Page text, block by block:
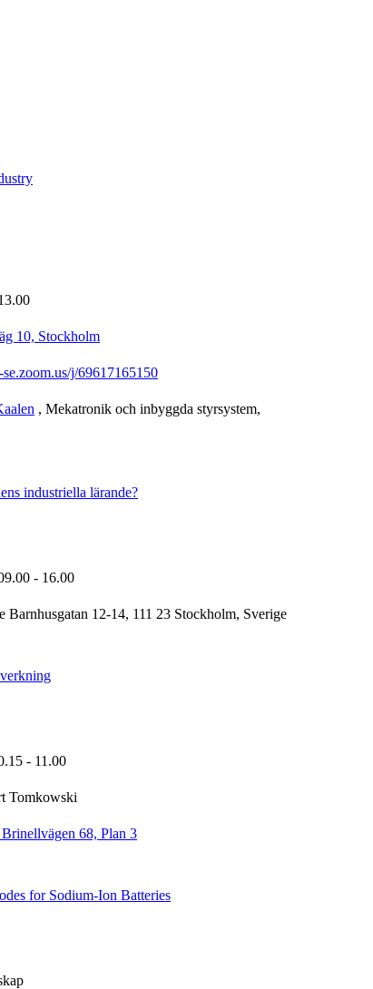
10, Stockholm
j/69617165150
, Mekatronik och inbyggda styrsystem,
industriella lärande?
- 16.00
Barnhusgatan 12-14, 111 23 Stockholm, Sverige
- 11.00
Tomkowski
68, Plan 3
for Sodium-Ion Batteries